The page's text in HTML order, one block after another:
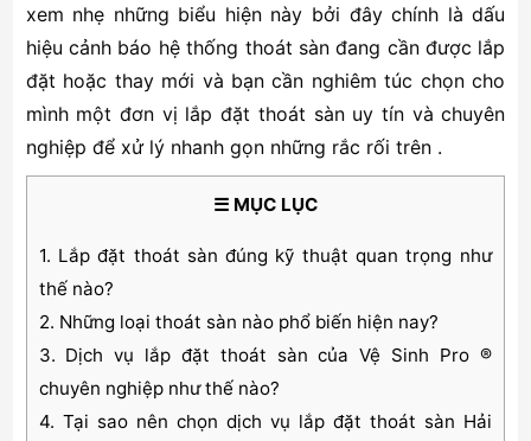
xem nhẹ những biểu hiện này bởi đây chính là dấu
hiệu cảnh báo hệ thống thoát sàn đang cần được lắp
đặt hoặc thay mới và bạn cần nghiêm túc chọn cho
mình một đơn vị lắp đặt thoát sàn uy tín và chuyên
nghiệp để xử lý nhanh gọn những rắc rối trên .
☰ MỤC LỤC
1. Lắp đặt thoát sàn đúng kỹ thuật quan trọng như
thế nào?
2. Những loại thoát sàn nào phổ biến hiện nay?
3. Dịch vụ lắp đặt thoát sàn của Vệ Sinh Pro ®
chuyên nghiệp như thế nào?
4. Tại sao nên chọn dịch vụ lắp đặt thoát sàn Hải